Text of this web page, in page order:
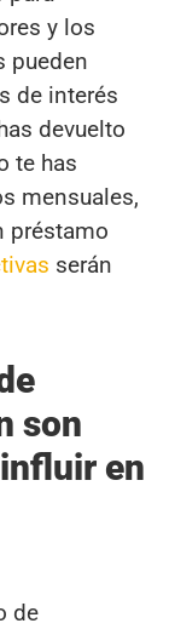
y los
pueden
de interés
devuelto
te has
mensuales,
préstamo
serán
son
en
de